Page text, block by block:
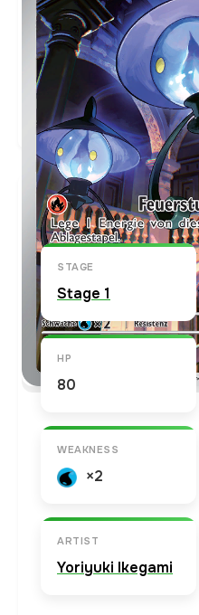
Preise werden
Karten-Info
STAGE
Stage 1
HP
80
WEAKNESS
×2
ARTIST
Yoriyuki Ikegami